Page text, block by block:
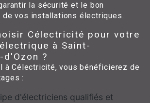
la sécurité et le bon
de vos installations électriques.
Célectricité pour votre
à Saint-
d'Ozon ?
à Célectricité, vous bénéficierez de
:
d'électriciens qualifiés et